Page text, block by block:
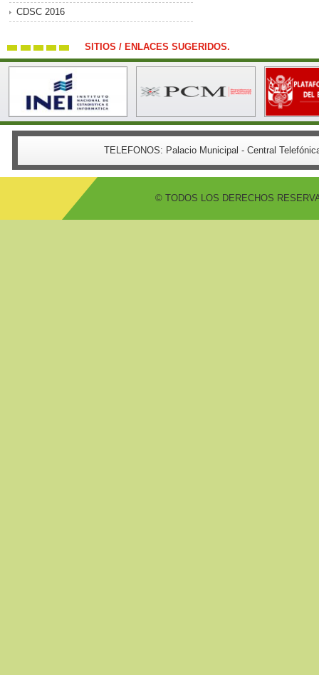
CDSC 2016
SITIOS / ENLACES SUGERIDOS.
TELEFONOS: Palacio Municipal - Central
© TODOS LOS DERECHOS